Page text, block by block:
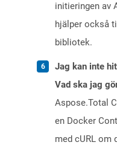
initieringen av
hjälper också
bibliotek.
Jag kan inte
Vad ska jag
Aspose.Total
en Docker
med cURL om